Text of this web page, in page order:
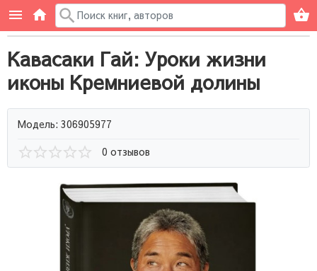
Кавасаки Гай: Уроки жизни
иконы Кремниевой долины
Модель: 306905977
0 отзывов